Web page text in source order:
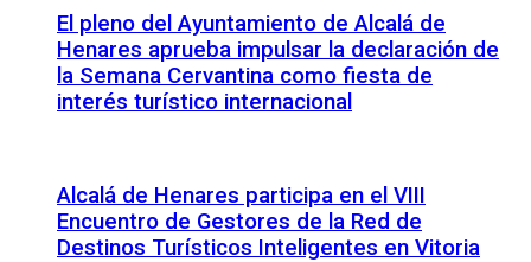
El pleno del Ayuntamiento de Alcalá de
Henares aprueba impulsar la declaración de
la Semana Cervantina como fiesta de
interés turístico internacional
Alcalá de Henares participa en el VIII
Encuentro de Gestores de la Red de
Destinos Turísticos Inteligentes en Vitoria